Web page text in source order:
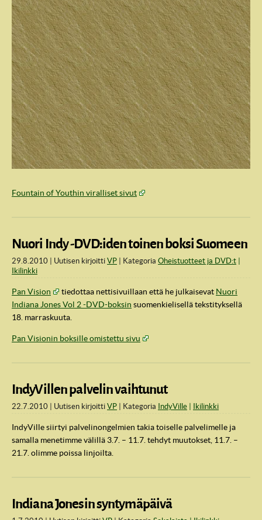
Fountain of Youthin viralliset sivut
Nuori Indy -DVD:iden toinen boksi Suomeen
29.8.2010 Uutisen kirjoitti VP Kategoria Oheistuotteet ja DVD:t
Ikilinkki
Pan Vision tiedottaa nettisivuillaan että he julkaisevat Nuori
Indiana Jones Vol 2 -DVD-boksin suomenkielisellä tekstityksellä
18. marraskuuta.
Pan Visionin boksille omistettu sivu
IndyVillen palvelin vaihtunut
22.7.2010 Uutisen kirjoitti VP Kategoria IndyVille Ikilinkki
IndyVille siirtyi palvelinongelmien takia toiselle palvelimelle ja
samalla menetimme välillä 3.7. – 11.7. tehdyt muutokset, 11.7. –
21.7. olimme poissa linjoilta.
Indiana Jonesin syntymäpäivä